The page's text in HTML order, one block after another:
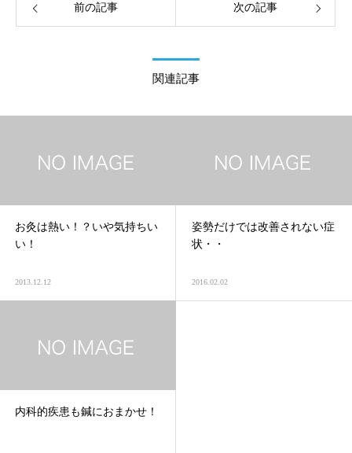
前の記事 次の記事
関連記事
お灸は熱い！？いや気持ちい
い！
2013.12.12
姿勢だけでは改善されない症
状・・
2016.02.02
内科的疾患も鍼におまかせ！